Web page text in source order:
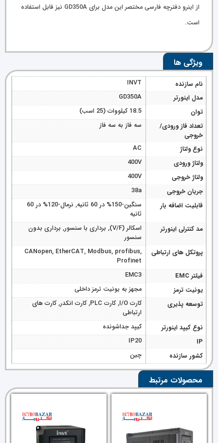
از اینرو دفترچه فارسی مختصر این مدل برای GD350A نیز قابل استفاده
است.
ویژگی ها
نام سازنده
INVT
مدل اینورتر
GD350A
توان
18.5 کیلووات (25 اسب)
تعداد فاز ورودی/
خروجی
سه فاز به سه فاز
نوع ولتاژ
AC
ولتاژ ورودی
400V
ولتاژ خروجی
400V
جریان خروجی
38a
قابلیت اضافه بار
سنگین-150% در 60 ثانیه, نرمال-120% در 60
ثانیه
مد کنترلی اینورتر
اسکالر (V/F), برداری با سنسور, برداری بدون
سنسور
پروتکل های ارتباطی
CANopen, EtherCAT, Modbus, profibus,
Profinet
فیلتر EMC
EMC3
یونیت ترمز
مجهز به یونیت ترمز داخلی
توسعه پذیری
کارت I/O, کارت PLC, کارت انکدر, کارت های
ارتباطی
نوع کیپد اینورتر
کیپد جداشونده
IP
IP20
کشور سازنده
چین
محصولات مرتبط